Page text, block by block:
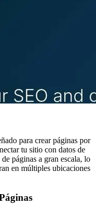
para crear páginas por
tu sitio con datos de
páginas a gran escala, lo
en múltiples ubicaciones